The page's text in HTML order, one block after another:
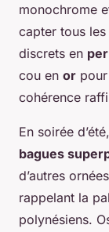
monochrome
capter tous
discrets en
cou en or
cohérence
En soirée
bagues
d’autres
rappelant la
polynésiens.